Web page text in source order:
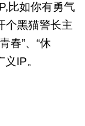
比如你有勇气
个黑猫警长主
春”、“休
IP。